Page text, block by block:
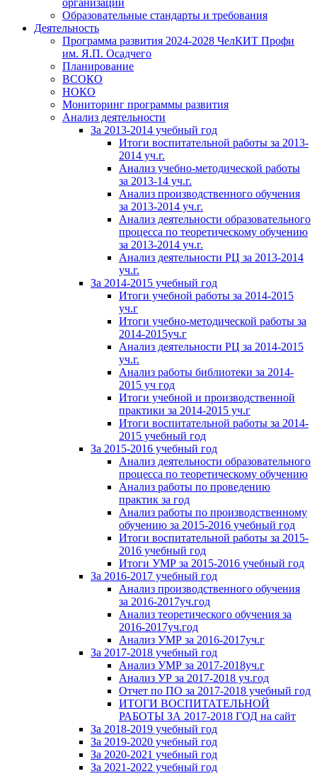
организации
Образовательные стандарты и требования
Деятельность
Программа развития 2024-2028 ЧелКИТ Профи
им. Я.П. Осадчего
Планирование
ВСОКО
НОКО
Мониторинг программы развития
Анализ деятельности
За 2013-2014 учебный год
Итоги воспитательной работы за 2013-
2014 уч.г.
Анализ учебно-методической работы
за 2013-14 уч.г.
Анализ производственного обучения
за 2013-2014 уч.г.
Анализ деятельности образовательного
процесса по теоретическому обучению
за 2013-2014 уч.г.
Анализ деятельности РЦ за 2013-2014
уч.г.
За 2014-2015 учебный год
Итоги учебной работы за 2014-2015
уч.г
Итоги учебно-методической работы за
2014-2015уч.г
Анализ деятельности РЦ за 2014-2015
уч.г.
Анализ работы библиотеки за 2014-
2015 уч год
Итоги учебной и производственной
практики за 2014-2015 уч.г
Итоги воспитательной работы за 2014-
2015 учебный год
За 2015-2016 учебный год
Анализ деятельности образовательного
процесса по теоретическому обучению
Анализ работы по проведению
практик за год
Анализ работы по производственному
обучению за 2015-2016 учебный год
Итоги воспитательной работы за 2015-
2016 учебный год
Итоги УМР за 2015-2016 учебный год
За 2016-2017 учебный год
Анализ производственного обучения
за 2016-2017уч.год
Анализ теоретического обучения за
2016-2017уч.год
Анализ УМР за 2016-2017уч.г
За 2017-2018 учебный год
Анализ УМР за 2017-2018уч.г
Анализ УР за 2017-2018 уч.год
Отчет по ПО за 2017-2018 учебный год
ИТОГИ ВОСПИТАТЕЛЬНОЙ
РАБОТЫ ЗА 2017-2018 ГОД на сайт
За 2018-2019 учебный год
За 2019-2020 учебный год
За 2020-2021 учебный год
За 2021-2022 учебный год